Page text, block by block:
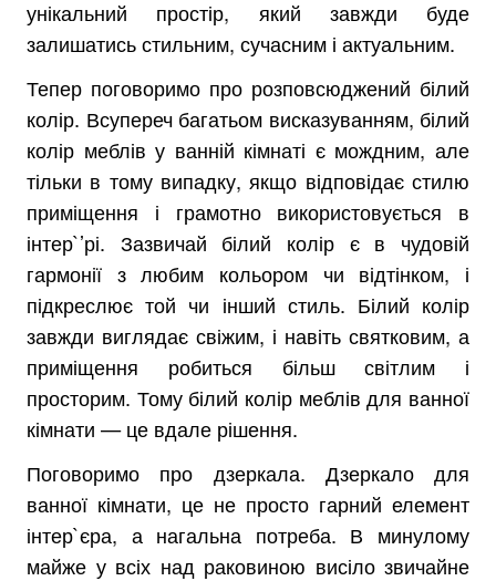
унікальний простір, який завжди буде
залишатись стильним, сучасним і актуальним.
Тепер поговоримо про розповсюджений білий
колір. Всупереч багатьом висказуванням, білий
колір меблів у ванній кімнаті є мождним, але
тільки в тому випадку, якщо відповідає стилю
приміщення і грамотно використовується в
інтер`’рі. Зазвичай білий колір є в чудовій
гармонії з любим кольором чи відтінком, і
підкреслює той чи інший стиль. Білий колір
завжди виглядає свіжим, і навіть святковим, а
приміщення робиться більш світлим і
просторим. Тому білий колір меблів для ванної
кімнати — це вдале рішення.
Поговоримо про дзеркала. Дзеркало для
ванної кімнати, це не просто гарний елемент
інтер`єра, а нагальна потреба. В минулому
майже у всіх над раковиною висіло звичайне